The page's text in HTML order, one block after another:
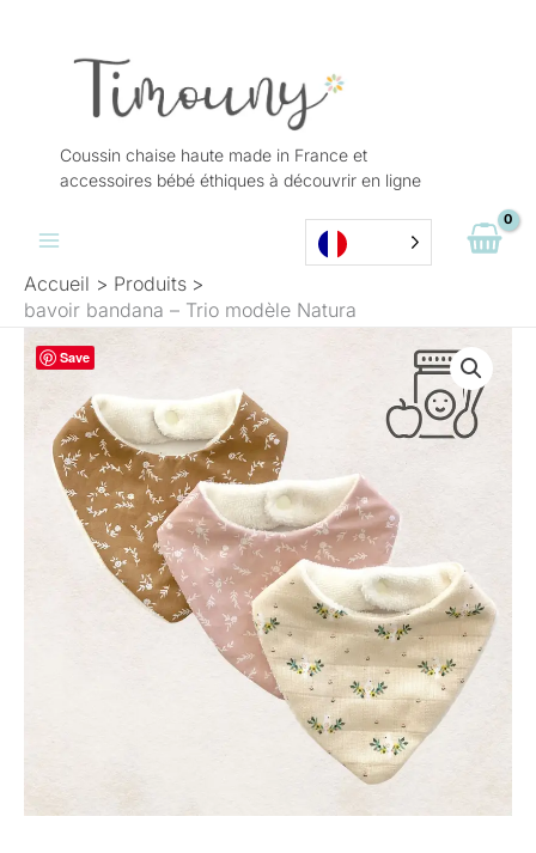
Coussin chaise haute made in France et
accessoires bébé éthiques à découvrir en ligne
Accueil
Produits
bavoir bandana – Trio modèle Natura
Save
quantité
de
bavoir
bandana
modèle